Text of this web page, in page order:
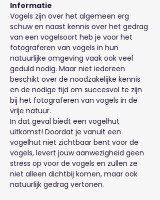
Informatie
Vogels zijn over het algemeen erg
schuw en naast kennis over het gedrag
van een vogelsoort heb je voor het
fotograferen van vogels in hun
natuurlijke omgeving vaak ook veel
geduld nodig. Maar niet iedereen
beschikt over de noodzakelijke kennis
en de nodige tijd om succesvol te zijn
bij het fotograferen van vogels in de
vrije natuur.
In dat geval biedt een vogelhut
uitkomst! Doordat je vanuit een
vogelhut niet zichtbaar bent voor de
vogels, levert jouw aanwezigheid geen
stress op voor de vogels en zullen ze
niet alleen dichtbij komen, maar ook
natuurlijk gedrag vertonen.